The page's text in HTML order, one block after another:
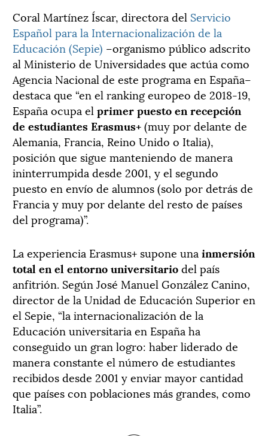
Coral Martínez Íscar, directora del Servicio
Español para la Internacionalización de la
Educación (Sepie) –organismo público adscrito
al Ministerio de Universidades que actúa como
Agencia Nacional de este programa en España–
destaca que “en el ranking europeo de 2018-19,
España ocupa el primer puesto en recepción
de estudiantes Erasmus+(muy por delante de
Alemania, Francia, Reino Unido o Italia),
posición que sigue manteniendo de manera
ininterrumpida desde 2001, y el segundo
puesto en envío de alumnos (solo por detrás de
Francia y muy por delante del resto de países
del programa)”.
La experiencia Erasmus+ supone una inmersión
total en el entorno universitariodel país
anfitrión. Según José Manuel González Canino,
director de la Unidad de Educación Superior en
el Sepie, “la internacionalización de la
Educación universitaria en España ha
conseguido un gran logro: haber liderado de
manera constante el número de estudiantes
recibidos desde 2001 y enviar mayor cantidad
que países con poblaciones más grandes, como
Italia”.